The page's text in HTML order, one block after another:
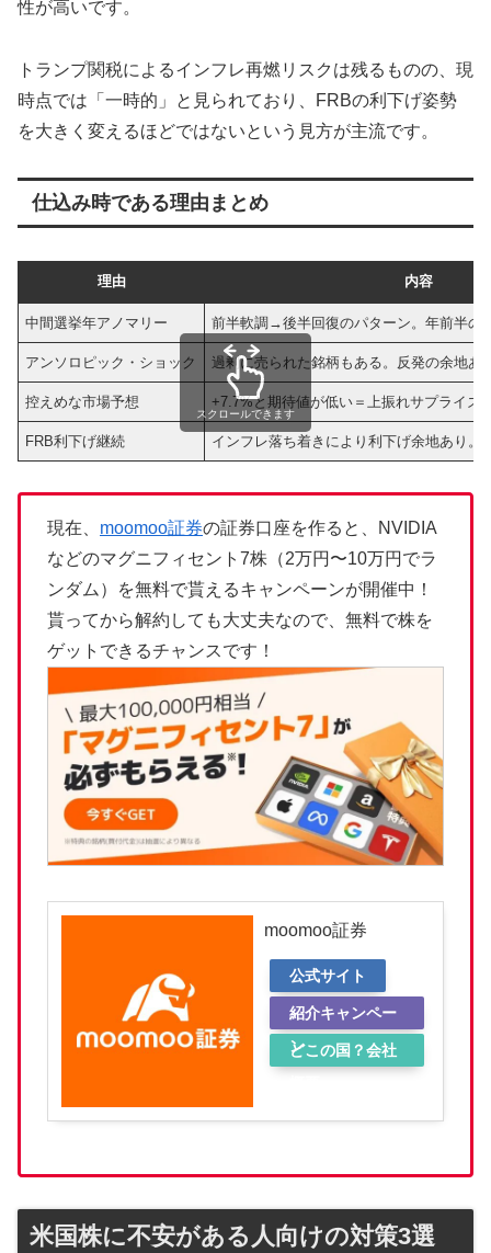
性が高いです。
トランプ関税によるインフレ再燃リスクは残るものの、現
時点では「一時的」と見られており、FRBの利下げ姿勢
を大きく変えるほどではないという見方が主流です。
仕込み時である理由まとめ
理由 内容
中間選挙年アノマリー 前半軟調→後半回復のパターン。年前半の
アンソロピック・ショック 過剰に売られた銘柄もある。反発の余地あ
控えめな市場予想 +7.7%と期待値が低い＝上振れサプライズ
FRB利下げ継続 インフレ落ち着きにより利下げ余地あり。
スクロールできます
現在、 moomoo証券の証券口座を作ると、NVIDIA
などのマグニフィセント7株（2万円〜10万円でラ
ンダム）を無料で貰えるキャンペーンが開催中！
貰ってから解約しても大丈夫なので、無料で株を
ゲットできるチャンスです！
moomoo証券
公式サイト
紹介キャンペー
ン
どこの国？会社
米国株に不安がある人向けの対策3選